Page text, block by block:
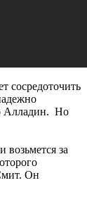
сосредоточить
Алладин. Но
возьмется за
Он